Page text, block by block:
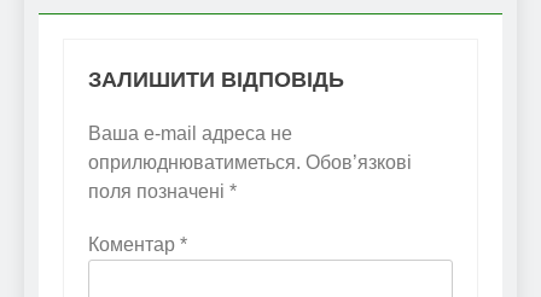
ЗАЛИШИТИ ВІДПОВІДЬ
Ваша e-mail адреса не
оприлюднюватиметься. Обов’язкові
поля позначені *
Коментар *